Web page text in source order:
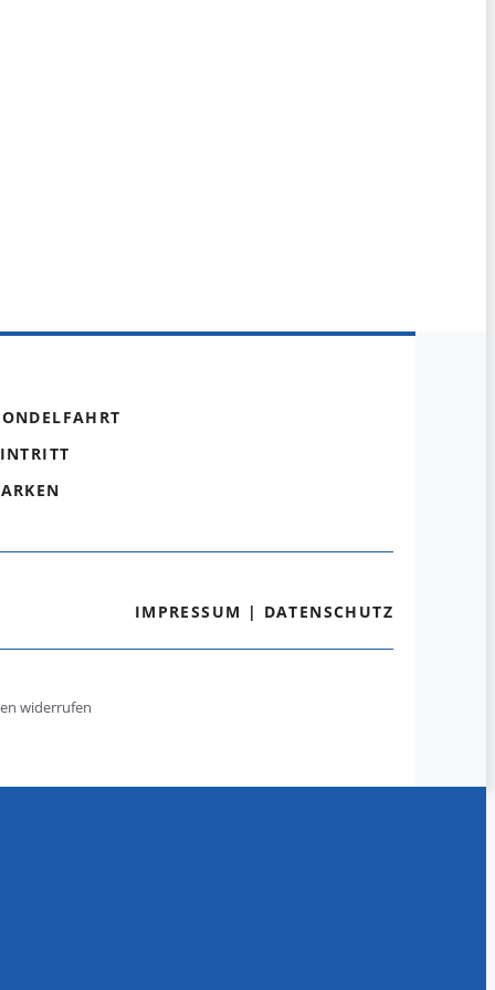
IMPRESSUM | DATENSCHUTZ
widerrufen